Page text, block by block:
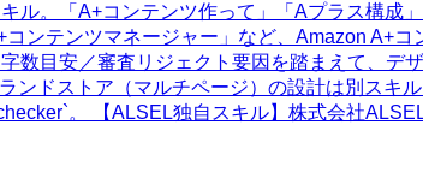
。「A+コンテンツ作って」「Aプラス構成
ンテンツマネージャー」など、Amazon A+
目安／審査リジェクト要因を踏まえて、デ
ドストア（マルチページ）の設計は別スキ
。 【ALSEL独自スキル】株式会社